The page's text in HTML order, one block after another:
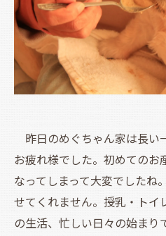
昨日のめぐちゃん家は長い
お疲れ様でした。初めてのお
なってしまって大変でしたね
せてくれません。授乳・トイ
の生活、忙しい日々の始まり